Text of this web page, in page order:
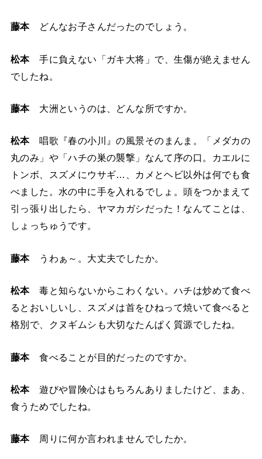
藤本どんなお子さんだったのでしょう。
松本手に負えない「ガキ大将」で、生傷が絶えません
でしたね。
藤本大洲というのは、どんな所ですか。
松本唱歌『春の小川』の風景そのまんま。「メダカの
丸のみ」や「ハチの巣の襲撃」なんて序の口。カエルに
トンボ、スズメにウサギ…、カメとヘビ以外は何でも食
べました。水の中に手を入れるでしょ。頭をつかまえて
引っ張り出したら、ヤマカガシだった！なんてことは、
しょっちゅうです。
藤本うわぁ～。大丈夫でしたか。
松本毒と知らないからこわくない。ハチは炒めて食べ
るとおいしいし、スズメは首をひねって焼いて食べると
格別で、クヌギムシも大切なたんぱく質源でしたね。
藤本食べることが目的だったのですか。
松本遊びや冒険心はもちろんありましたけど、まあ、
食うためでしたね。
藤本周りに何か言われませんでしたか。